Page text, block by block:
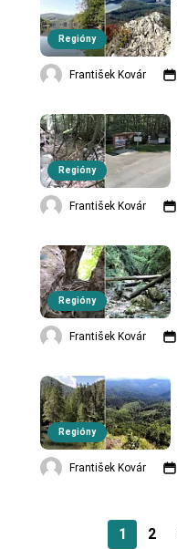
Regióny
František Kovár
Regióny
František Kovár
Regióny
František Kovár
Regióny
František Kovár
1 2